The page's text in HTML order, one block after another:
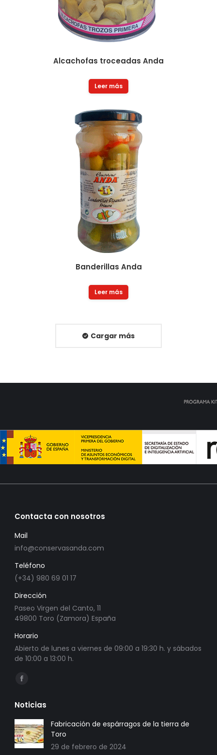
Alcachofas troceadas Anda
Leer más
Banderillas Anda
Leer más
Cargar más
Contacta con nosotros
Mail
info@conservasanda.com
Teléfono
(+34) 980 69 01 17
Dirección
Paseo Virgen del Canto, 11
49800 Toro (Zamora) España
Horario
Abierto de lunes a viernes de 09:00 a 19:30 h. y sábados
de 10:00 a 13:00 h.
Encuéntranos en:
Abrir
en
una
nueva
ventana/pestaña
Noticias
Fabricación de espárragos de la tierra de
Toro
29 de febrero de 2024